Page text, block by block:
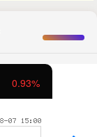
0.93%